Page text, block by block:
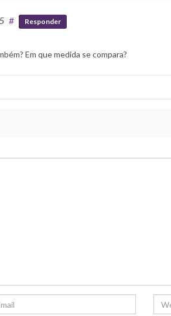
# Responder
Em que medida se compara?